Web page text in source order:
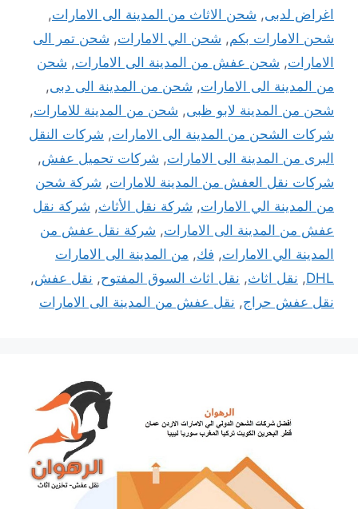
اغراض لدبى, شحن الاثاث من المدينة الى الامارات,
شحن الامارات بكم, شحن الي الامارات, شحن تمر الى
الامارات, شحن عفش من المدينة الى الامارات, شحن
من المدينة الى الامارات, شحن من المدينة الى دبى,
شحن من المدينة لابو ظبى, شحن من المدينة للامارات,
شركات الشحن من المدينة الى الامارات, شركات النقل
البرى من المدينة الى الامارات, شركات تحميل عفش,
شركات نقل العفش من المدينة للامارات, شركة شحن
من المدينة الي الامارات, شركة نقل الأثاث, شركة نقل
عفش من المدينة الى الامارات, شركة نقل عفش من
المدينة الي الامارات, فك, من المدينة الى الامارات
DHL
, نقل اثاث, نقل اثاث السوق المفتوح, نقل عفش,
نقل عفش حراج, نقل عفش من المدينة الى الامارات